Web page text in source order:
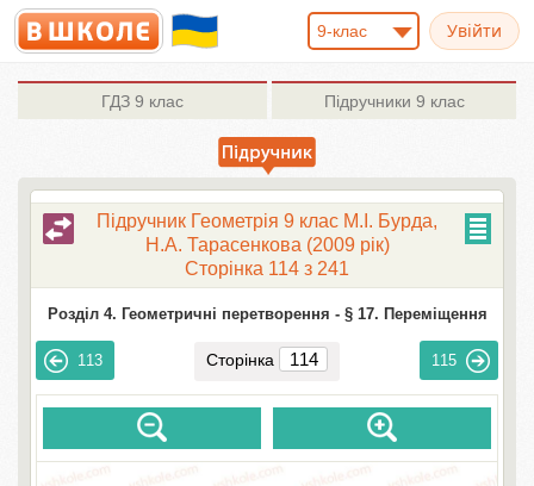
9-клас
ГДЗ 9 клас Підручники 9 клас
Підручник Геометрія 9 клас М.І. Бурда,
Н.А. Тарасенкова (2009 рік)
Сторінка 114 з 241
Розділ 4. Геометричні перетворення - § 17. Переміщення
113 Сторінка 115